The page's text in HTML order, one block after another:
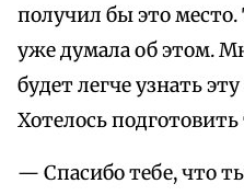
получил бы это
уже думала об этом.
будет легче узнать
Хотелось подготовить
— Спасибо тебе, что